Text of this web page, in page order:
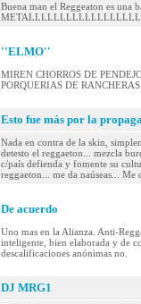
Buena man el Reggeaton es
''ELMO''
MIREN CHORROS DE
PORQUERIAS DE
Esto fue más por la
Nada en contra de la skin,
detesto el reggaeton... mezcla
c/país defienda y fomente su
reggaeton... me da naúseas...
De acuerdo
Uno mas en la Alianza. Anti-
inteligente, bien elaborada y de
descalificaciones anónimas no.
DJ MRG1